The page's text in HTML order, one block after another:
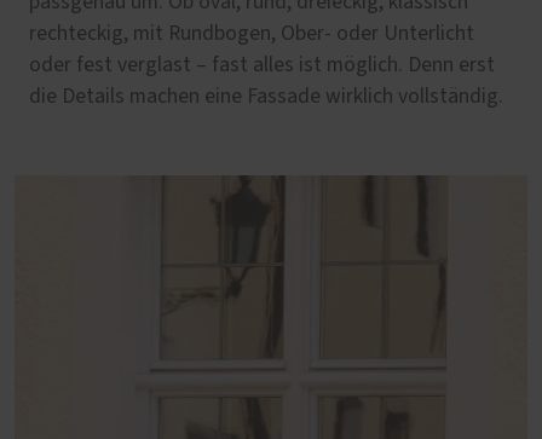
rechteckig, mit Rundbogen, Ober- oder Unterlicht
oder fest verglast – fast alles ist möglich. Denn erst
die Details machen eine Fassade wirklich vollständig.